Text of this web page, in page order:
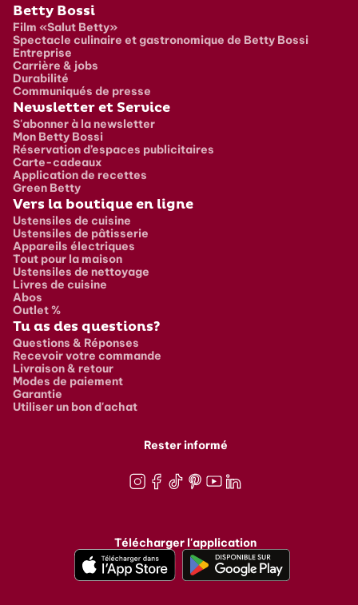
Pied de page
Betty Bossi
Film «Salut Betty»
Spectacle culinaire et gastronomique de Betty Bossi
Entreprise
Carrière & jobs
Durabilité
Communiqués de presse
Newsletter et Service
S'abonner à la newsletter
Mon Betty Bossi
Réservation d’espaces publicitaires
Carte-cadeaux
Application de recettes
Green Betty
Vers la boutique en ligne
Ustensiles de cuisine
Ustensiles de pâtisserie
Appareils électriques
Tout pour la maison
Ustensiles de nettoyage
Livres de cuisine
Abos
Outlet %
Tu as des questions?
Questions & Réponses
Recevoir votre commande
Livraison & retour
Modes de paiement
Garantie
Utiliser un bon d'achat
Rester informé
Télécharger l'application